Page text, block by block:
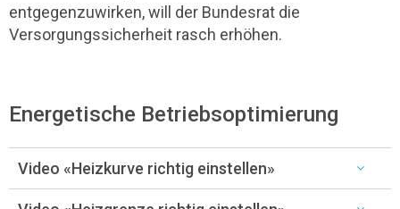
entgegenzuwirken, will der Bundesrat die
Versorgungssicherheit rasch erhöhen.
Energetische Betriebsoptimierung
Video «Heizkurve richtig einstellen»